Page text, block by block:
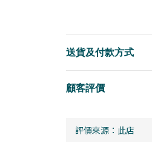
送貨及付款方式
顧客評價